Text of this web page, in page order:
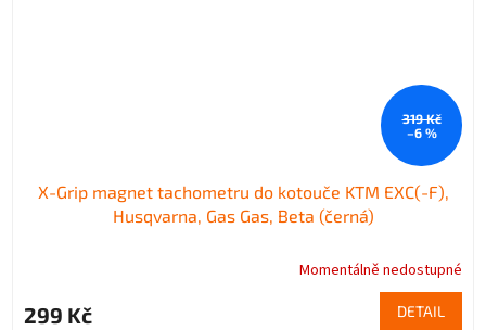
319 Kč
–6 %
X-Grip magnet tachometru do kotouče KTM EXC(-F),
Husqvarna, Gas Gas, Beta (černá)
Momentálně nedostupné
299 Kč DETAIL